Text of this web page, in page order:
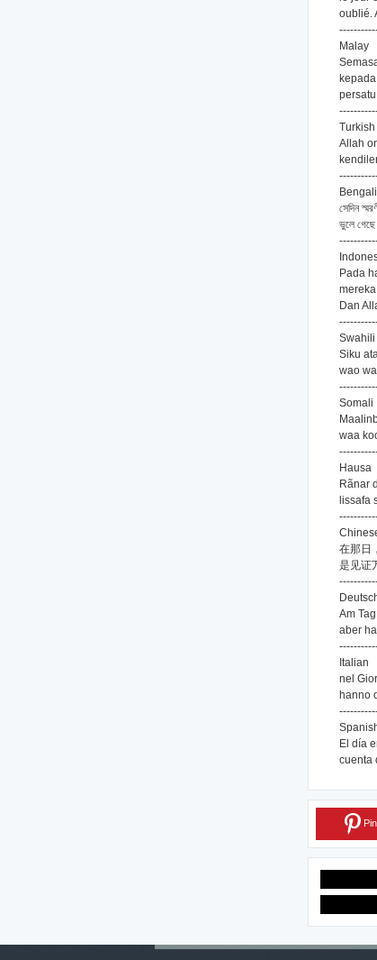
oublié.
Malay
Turkish
Allah
Bengali
সেদিন
ভুলে
Pada
Dan
Swahili
Siku
wao
Somali
waa
Hausa
Rãnar
lissafa
在那日
是见证
Am
aber
Italian
nel
hanno
El día
cuenta